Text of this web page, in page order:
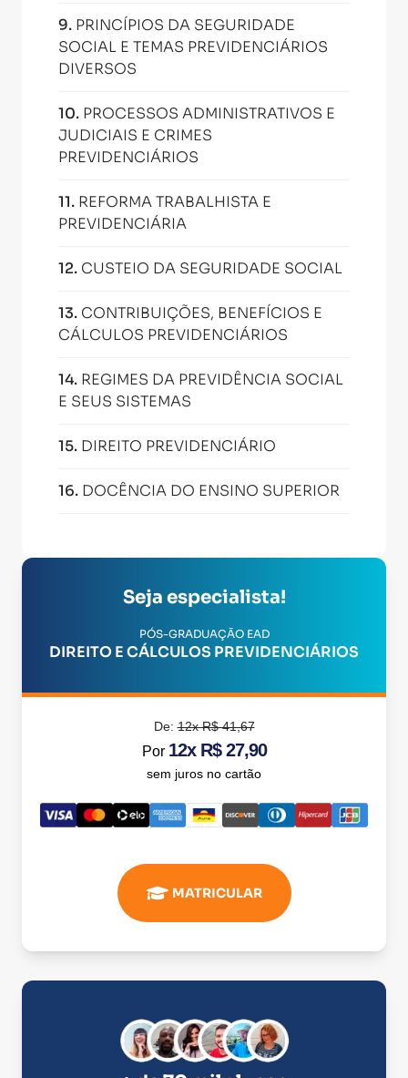
9. PRINCÍPIOS DA SEGURIDADE
SOCIAL E TEMAS PREVIDENCIÁRIOS
DIVERSOS
10. PROCESSOS ADMINISTRATIVOS E
JUDICIAIS E CRIMES
PREVIDENCIÁRIOS
11. REFORMA TRABALHISTA E
PREVIDENCIÁRIA
12. CUSTEIO DA SEGURIDADE SOCIAL
13. CONTRIBUIÇÕES, BENEFÍCIOS E
CÁLCULOS PREVIDENCIÁRIOS
14. REGIMES DA PREVIDÊNCIA SOCIAL
E SEUS SISTEMAS
15. DIREITO PREVIDENCIÁRIO
16. DOCÊNCIA DO ENSINO SUPERIOR
Seja especialista!
PÓS-GRADUAÇÃO EAD
DIREITO E CÁLCULOS PREVIDENCIÁRIOS
De:12x R$ 41,67
Por 12x R$ 27,90
sem juros no cartão
MATRICULAR